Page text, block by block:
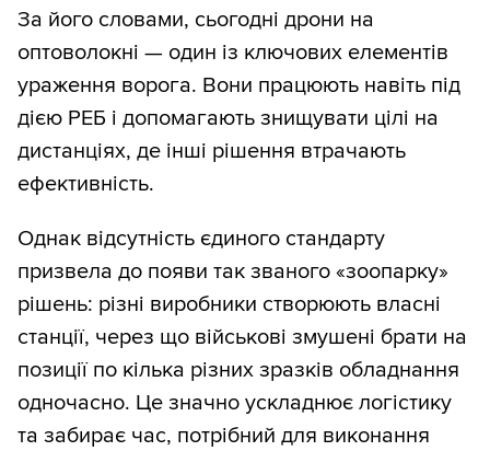
За його словами, сьогодні дрони на
оптоволокні — один із ключових елементів
ураження ворога. Вони працюють навіть під
дією РЕБ і допомагають знищувати цілі на
дистанціях, де інші рішення втрачають
ефективність.
Однак відсутність єдиного стандарту
призвела до появи так званого «зоопарку»
рішень: різні виробники створюють власні
станції, через що військові змушені брати на
позиції по кілька різних зразків обладнання
одночасно. Це значно ускладнює логістику
та забирає час, потрібний для виконання